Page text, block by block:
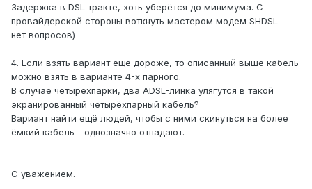
Задержка в DSL тракте, хоть уберётся до минимума. С
провайдерской стороны воткнуть мастером модем SHDSL -
нет вопросов)
4. Если взять вариант ещё дороже, то описанный выше кабель
можно взять в варианте 4-х парного.
В случае четырёхпарки, два ADSL-линка улягутся в такой
экранированный четырёхпарный кабель?
Вариант найти ещё людей, чтобы с ними скинуться на более
ёмкий кабель - однозначно отпадают.
С уважением.